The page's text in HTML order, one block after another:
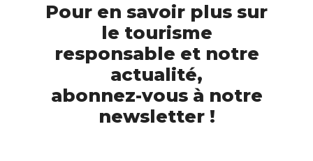
Pour en savoir plus sur
le tourisme
responsable et notre
actualité,
abonnez-vous à notre
newsletter !